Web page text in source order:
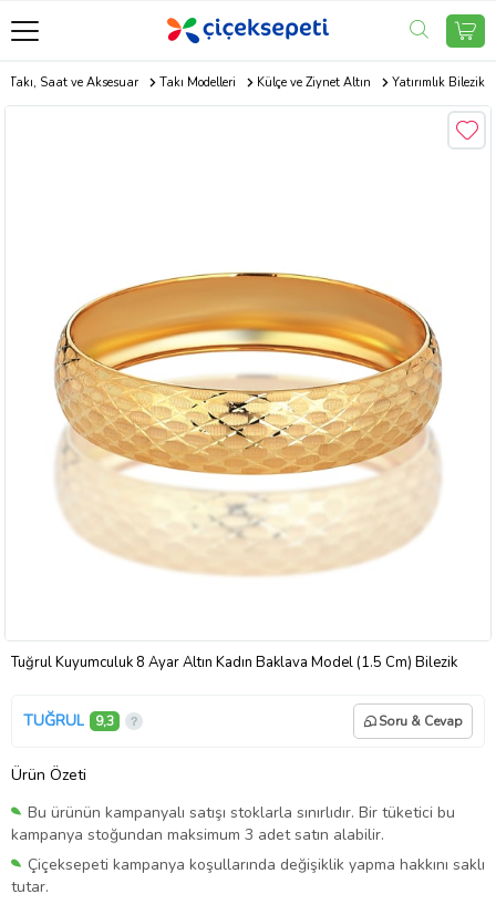
Takı, Saat ve Aksesuar Takı Modelleri Külçe ve Ziynet Altın Yatırımlık Bilezik
Tuğrul Kuyumculuk 8 Ayar Altın Kadın Baklava Model (1.5 Cm) Bilezik
TUĞRUL 9,3 Soru & Cevap
Ürün Özeti
Bu ürünün kampanyalı satışı stoklarla sınırlıdır. Bir tüketici bu
kampanya stoğundan maksimum 3 adet satın alabilir.
Çiçeksepeti kampanya koşullarında değişiklik yapma hakkını saklı
tutar.